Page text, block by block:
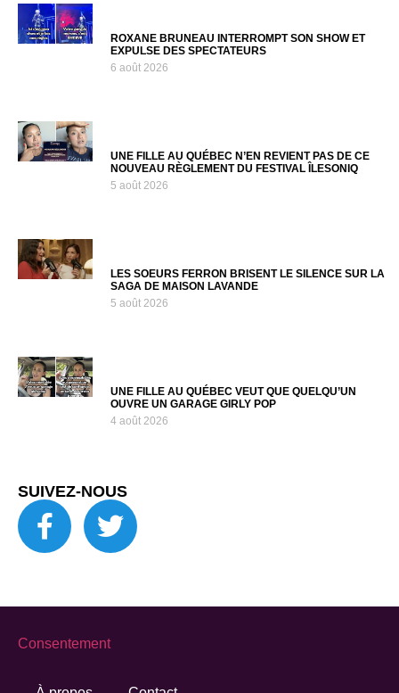
ROXANE BRUNEAU INTERROMPT SON SHOW ET
EXPULSE DES SPECTATEURS
6 août 2026
UNE FILLE AU QUÉBEC N’EN REVIENT PAS DE CE
NOUVEAU RÈGLEMENT DU FESTIVAL ÎLESONIQ
5 août 2026
LES SOEURS FERRON BRISENT LE SILENCE SUR LA
SAGA DE MAISON LAVANDE
5 août 2026
UNE FILLE AU QUÉBEC VEUT QUE QUELQU’UN
OUVRE UN GARAGE GIRLY POP
4 août 2026
SUIVEZ-NOUS
Consentement